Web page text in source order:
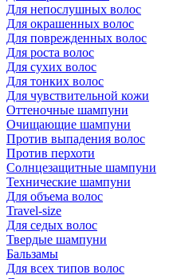
Для непослушных волос
Для окрашенных волос
Для поврежденных волос
Для роста волос
Для сухих волос
Для тонких волос
Для чувствительной кожи
Оттеночные шампуни
Очищающие шампуни
Против выпадения волос
Против перхоти
Солнцезащитные шампуни
Технические шампуни
Для объема волос
Travel-size
Для седых волос
Твердые шампуни
Бальзамы
Для всех типов волос